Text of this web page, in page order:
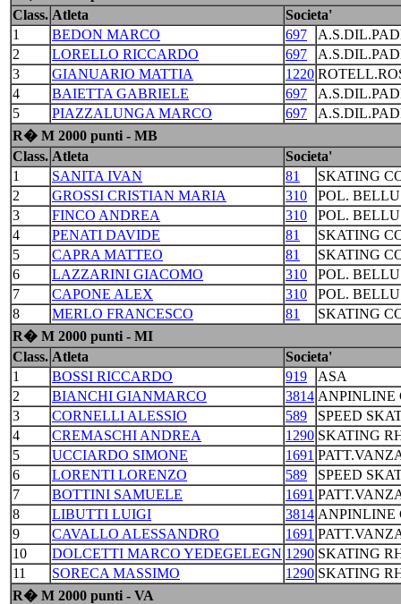
Class. Atleta
Societa'
1
BEDON MARCO 697
2
LORELLO RICCARDO 697
3
GIANUARIO MATTIA 1220
4
BAIETTA GABRIELE 697
5
PIAZZALUNGA MARCO 697
R� M 2000 punti - MB
Class. Atleta
Societa'
1
SANITA IVAN 81
SKATING
2
GROSSI CRISTIAN MARIA 310
POL.
3
FINCO ANDREA 310
POL.
4
PENATI DAVIDE 81
SKATING
5
CAPRA MATTEO 81
SKATING
6
LAZZARINI GIACOMO 310
POL.
7
CAPONE ALEX 310
POL.
8
MERLO FRANCESCO 81
SKATING
R� M 2000 punti - MI
Class. Atleta
Societa'
1
BOSSI RICCARDO 919
ASA
2
BIANCHI GIANMARCO 3814 ANPINLINE
3
CORNELLI ALESSIO 589
SPEED
4
CREMASCHI ANDREA 1290 SKATING
5
UCCIARDO SIMONE 1691
6
LORENTI LORENZO 589
SPEED
7
BOTTINI SAMUELE 1691
8
LIBUTTI LUIGI 3814 ANPINLINE
9
CAVALLO ALESSANDRO 1691
10
DOLCETTI MARCO YEDEGELEGN 1290 SKATING
11
SORECA MASSIMO 1290 SKATING
R� M 2000 punti - VA